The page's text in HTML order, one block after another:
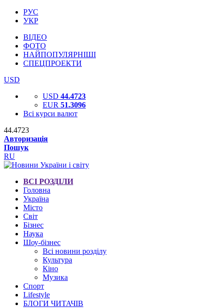
РУС
УКР
ВІДЕО
ФОТО
НАЙПОПУЛЯРНІШІ
СПЕЦПРОЕКТИ
USD
USD 44.4723
EUR 51.3096
Всі курси валют
44.4723
Авторизація
Пошук
RU
ВСІ РОЗДІЛИ
Головна
Україна
Місто
Світ
Бізнес
Наука
Шоу-бізнес
Всі новини розділу
Культура
Кіно
Музика
Спорт
Lifestyle
БЛОГИ ЧИТАЧІВ